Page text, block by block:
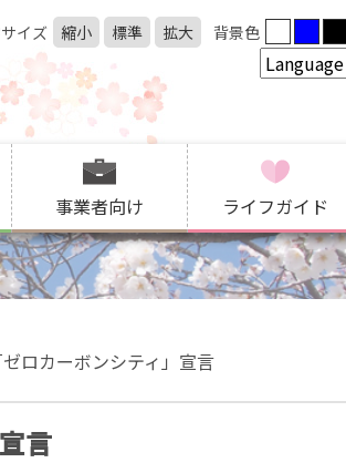
イズ 縮小 標準 拡大 背景色
事業者向け ライフガイド
ロカーボンシティ」宣言
言